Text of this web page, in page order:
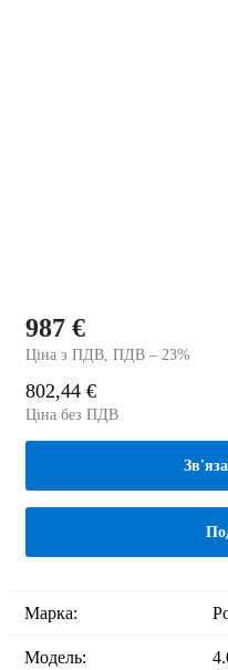
987 €
Ціна з ПДВ, ПДВ – 23%
802,44 €
Ціна без ПДВ
Марка:
Модель: